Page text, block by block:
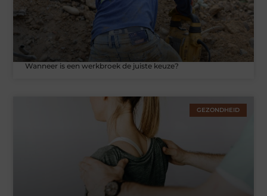
Wanneer is een werkbroek de juiste keuze?
GEZONDHEID